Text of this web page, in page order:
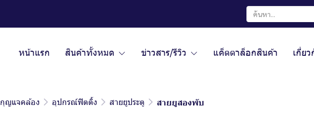
หน้าแรก สินค้าทั้งหมด ข่าวสาร/รีวิว แค็ตตาล็อกสินค้า เกี่ยว
กุญแจคล้อง อุปกรณ์ฟิตติ้ง สายยูประตู สายยูสองพับ